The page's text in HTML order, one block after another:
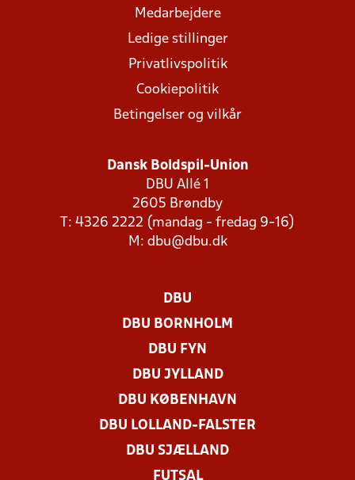
Medarbejdere
Ledige stillinger
Privatlivspolitik
Cookiepolitik
Betingelser og vilkår
Dansk Boldspil-Union
DBU Allé 1
2605 Brøndby
T: 4326 2222 (mandag - fredag 9-16)
M: dbu@dbu.dk
DBU
DBU BORNHOLM
DBU FYN
DBU JYLLAND
DBU KØBENHAVN
DBU LOLLAND-FALSTER
DBU SJÆLLAND
FUTSAL